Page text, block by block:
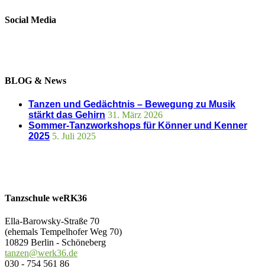
Social Media
BLOG & News
Tanzen und Gedächtnis – Bewegung zu Musik
stärkt das Gehirn 31. März 2026
Sommer-Tanzworkshops für Könner und Kenner
2025 5. Juli 2025
Tanzschule weRK36
Ella-Barowsky-Straße 70
(ehemals Tempelhofer Weg 70)
10829 Berlin - Schöneberg
tanzen@werk36.de
030 - 754 561 86